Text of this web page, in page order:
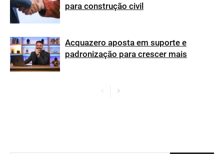
para construção civil
Acquazero aposta em suporte e
padronização para crescer mais